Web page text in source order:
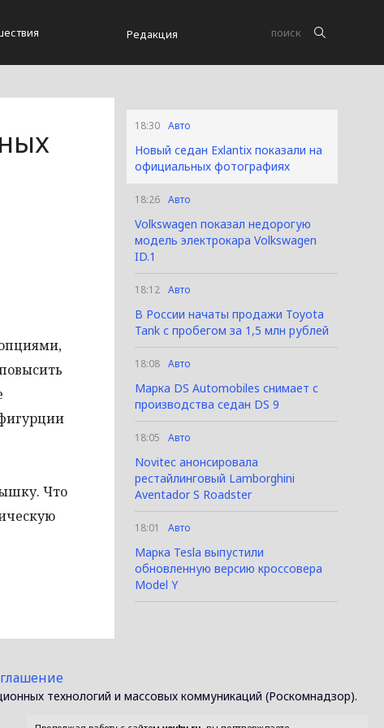
Редакция
Что
18:30 Авто
Новый седан Exlantix показали на
официальных фотографиях
18:26 Авто
Volkswagen показал недорогую
модель электрокара Volkswagen
ID.1
18:12 Авто
В России начаты продажи Toyota
Tank с пробегом за 1,5 млн рублей
18:08 Авто
Марка DS Automobiles снимает с
производства седан DS 9
18:05 Авто
Novitec анонсировала
рестайлинговый Lamborghini
Aventador S Roadster
18:01 Авто
Марка Tesla выпустили
обновленную версию кроссовера
Model Y
технологий и массовых коммуникаций (Роскомнадзор).